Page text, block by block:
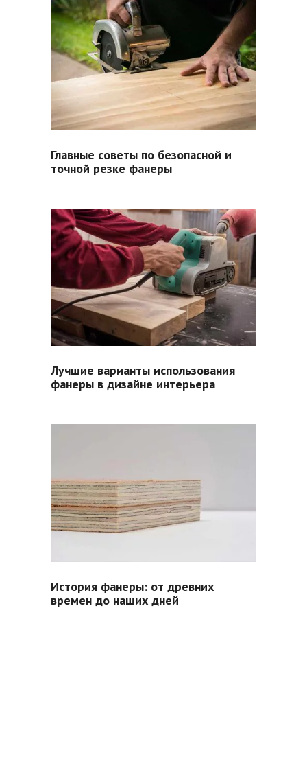
Главные советы по безопасной и
точной резке фанеры
Лучшие варианты использования
фанеры в дизайне интерьера
История фанеры: от древних
времен до наших дней